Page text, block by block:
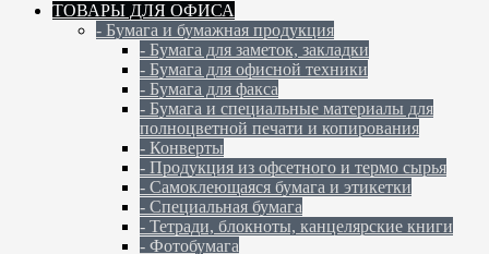
ТОВАРЫ ДЛЯ ОФИСА
- Бумага и бумажная продукция
- Бумага для заметок, закладки
- Бумага для офисной техники
- Бумага для факса
- Бумага и специальные материалы для
полноцветной печати и копирования
- Конверты
- Продукция из офсетного и термо сырья
- Самоклеющаяся бумага и этикетки
- Специальная бумага
- Тетради, блокноты, канцелярские книги
- Фотобумага